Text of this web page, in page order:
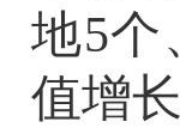
地5个
值增长